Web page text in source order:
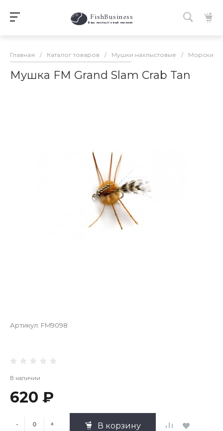
FishBusiness
Ваш нахлыстовый магазин
Главная / Каталог товаров / Мушки нахлыстовые / Морские
Мушка FM Grand Slam Crab Tan
Артикул: FM9098
В наличии
620 ₽
- + В корзину